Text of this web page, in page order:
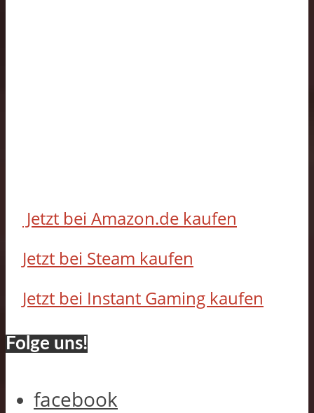
Jetzt bei Amazon.de kaufen
Jetzt bei Steam kaufen
Jetzt bei Instant Gaming kaufen
Folge uns!
facebook